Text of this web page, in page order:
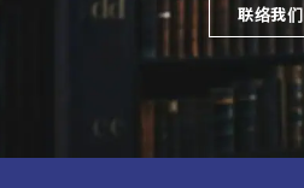
联络我们